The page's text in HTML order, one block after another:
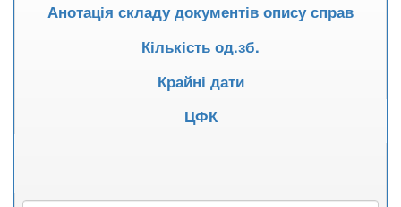
Анотація складу документів опису справ
Кількість од.зб.
Крайні дати
ЦФК